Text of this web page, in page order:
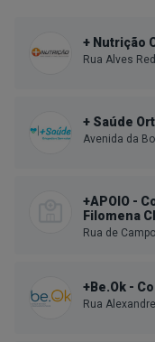
+ Nutrição
Rua Alves
+ Saúde
Avenida da
+APOIO -
Filomena
Rua de
+Be.Ok -
Rua